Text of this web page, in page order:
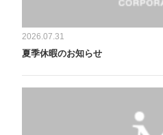
2026.07.31
夏季休暇のお知らせ